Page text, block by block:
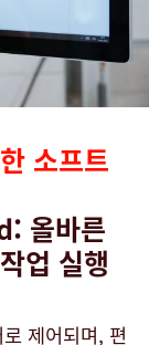
소프트
올바른
업 실행
제어되며, 편